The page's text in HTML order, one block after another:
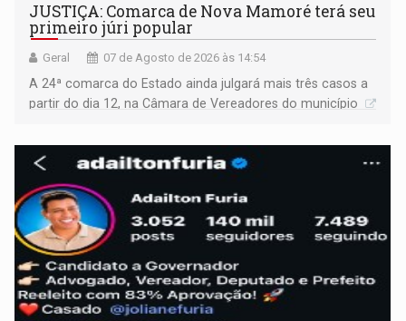
JUSTIÇA: Comarca de Nova Mamoré terá seu
primeiro júri popular
Geral 07 de Agosto de 2026 às 14:54
A 24ª comarca do Estado ainda julgará mais três casos a
partir do dia 12, na Câmara de Vereadores do município